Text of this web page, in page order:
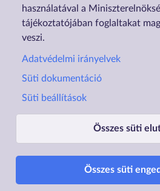
használatával a
tájékoztatójában foglaltakat
veszi.
Adatvédelmi irányelvek
Süti dokumentáció
Süti beállítások
Összes süti
Összes süti